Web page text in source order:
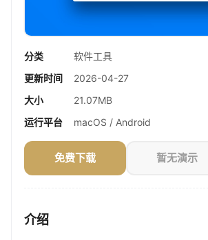
分类
软件工具
更新时间
2026-04-27
大小
21.07MB
运行平台
macOS / Android
免费下载 暂无演示
介绍